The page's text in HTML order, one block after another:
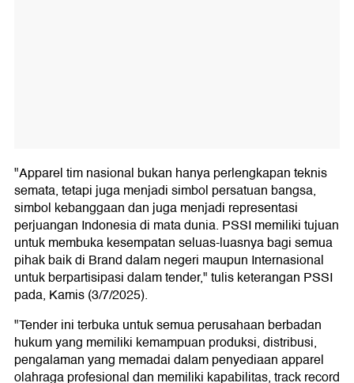
"Apparel tim nasional bukan hanya perlengkapan teknis
semata, tetapi juga menjadi simbol persatuan bangsa,
simbol kebanggaan dan juga menjadi representasi
perjuangan Indonesia di mata dunia. PSSI memiliki tujuan
untuk membuka kesempatan seluas-luasnya bagi semua
pihak baik di Brand dalam negeri maupun Internasional
untuk berpartisipasi dalam tender," tulis keterangan PSSI
pada, Kamis (3/7/2025).
"Tender ini terbuka untuk semua perusahaan berbadan
hukum yang memiliki kemampuan produksi, distribusi,
pengalaman yang memadai dalam penyediaan apparel
olahraga profesional dan memiliki kapabilitas, track record